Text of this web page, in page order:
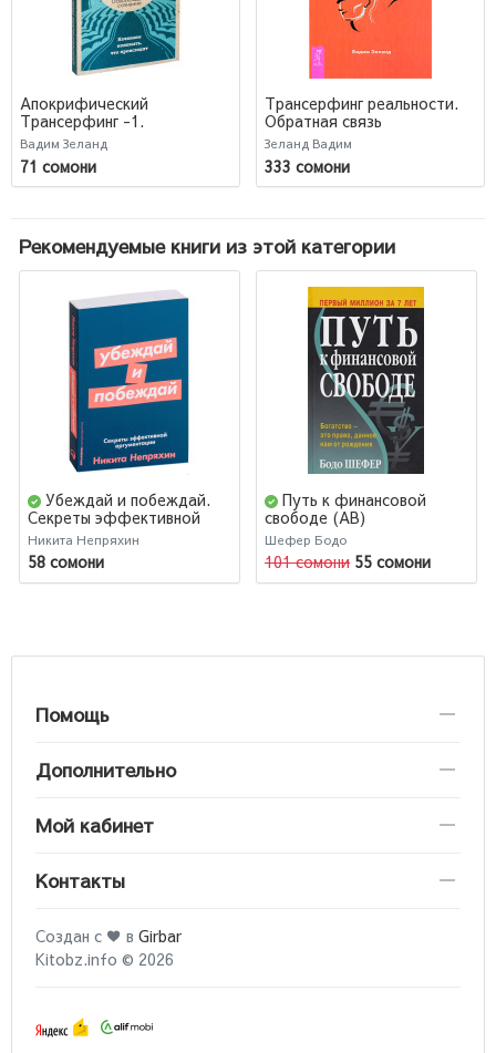
Апокрифический
Трансерфинг -1.
Освобождаем сознание:
Начинаем понимать, что
происходит
Вадим Зеланд
71 сомони
Трансерфинг реальности.
Обратная связь
Зеланд Вадим
333 сомони
Рекомендуемые книги из этой категории
Убеждай и побеждай.
Секреты эффективной
аргументации
Никита Непряхин
58 сомони
Путь к финансовой
свободе (AB)
Шефер Бодо
101 сомони 55 сомони
Помощь
Дополнительно
Мой кабинет
Контакты
Создан с ♥ в Girbar
Kitobz.info © 2026